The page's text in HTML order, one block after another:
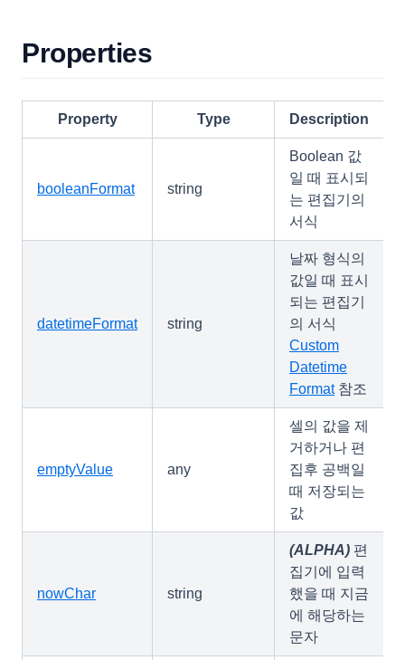
Properties
Property Type Description
booleanFormat string
Boolean 값
일 때 표시되
는 편집기의
서식
datetimeFormat string
날짜 형식의
값일 때 표시
되는 편집기
의 서식
Custom
Datetime
Format참조
emptyValue any
셀의 값을 제
거하거나 편
집후 공백일
때 저장되는
값
nowChar string
(ALPHA) 편
집기에 입력
했을 때 지금
에 해당하는
문자